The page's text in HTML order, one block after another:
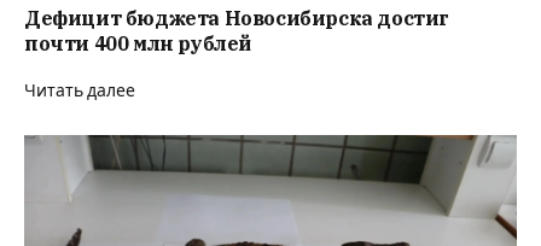
Дефицит бюджета Новосибирска достиг
почти 400 млн рублей
Читать далее